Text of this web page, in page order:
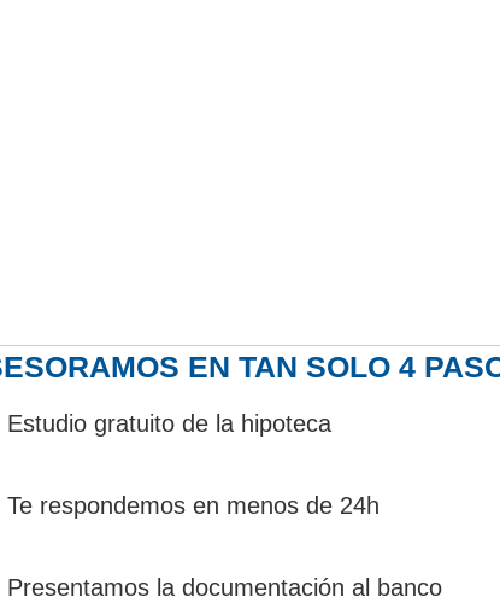
EN TAN SOLO 4
Estudio gratuito de la hipoteca
Te respondemos en menos de 24h
Presentamos la documentación al banco